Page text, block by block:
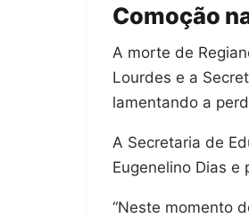
Comoção
A morte de
Lourdes e a
lamentando a
A Secretaria de
Eugenelino Dias
“Neste momento